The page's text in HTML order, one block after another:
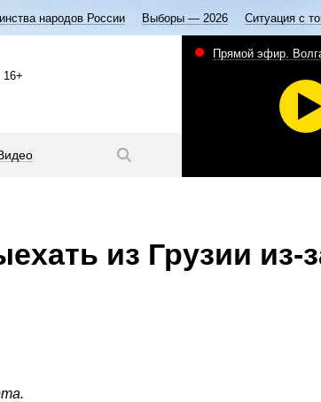
народов России Выборы — 2026 Ситуация с
16+
Прямой эфир.
из Грузии из-